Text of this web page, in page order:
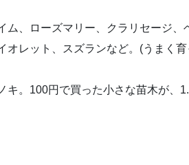
ム、ローズマリー、クラリセージ、
オレット、スズランなど。(うまく
キ。100円で買った小さな苗木が、